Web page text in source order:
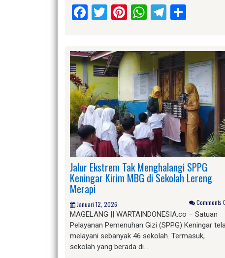
Facebook
Twitter
Pinterest
WhatsApp
Telegram
Jalur Ekstrem Tak Menghalangi SPPG
Keningar Kirim MBG di Sekolah Lereng
Merapi
Januari 12, 2026 Comments
MAGELANG || WARTAINDONESIA.co – Satuan
Pelayanan Pemenuhan Gizi (SPPG) Keningar
melayani sebanyak 46 sekolah. Termasuk,
sekolah yang berada di…